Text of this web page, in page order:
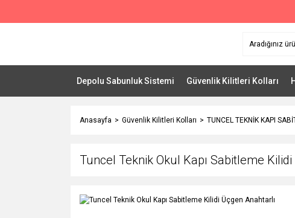
Depolu Sabunluk Sistemi Güvenlik Kilitleri Kolları
Anasayfa Güvenlik Kilitleri Kolları TUNCEL TEKNİK KAPI
Tuncel Teknik Okul Kapı Sabitleme